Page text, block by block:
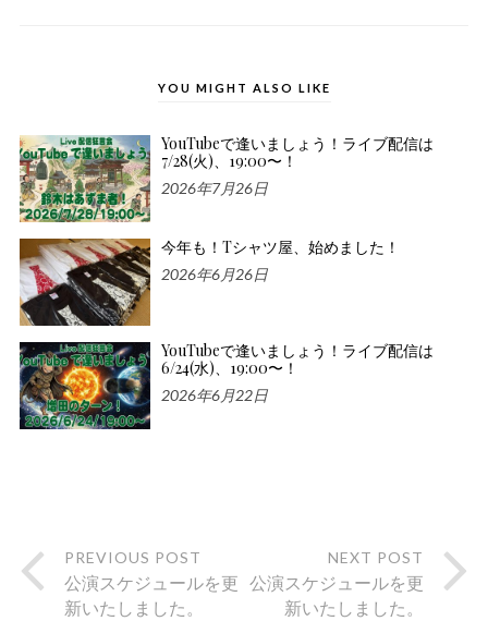
YOU MIGHT ALSO LIKE
YouTubeで逢いましょう！ライブ配信は
7/28(火)、19:00〜！
2026年7月26日
今年も！Tシャツ屋、始めました！
2026年6月26日
YouTubeで逢いましょう！ライブ配信は
6/24(水)、19:00〜！
2026年6月22日
PREVIOUS POST
公演スケジュールを更
新いたしました。
NEXT POST
公演スケジュールを更
新いたしました。